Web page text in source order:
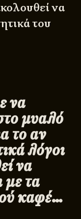
να
του
να
μυαλό
το αν
λόγοι
να
με τα
καφέ…